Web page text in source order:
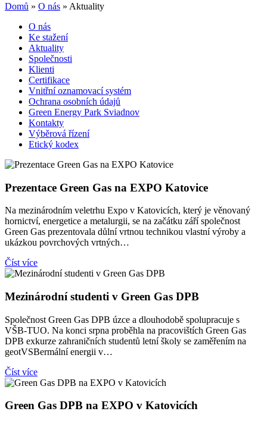
Domů » O nás » Aktuality
O nás
Ke stažení
Aktuality
Společnosti
Klienti
Certifikace
Vnitřní oznamovací systém
Ochrana osobních údajů
Green Energy Park Sviadnov
Kontakty
Výběrová řízení
Etický kodex
Prezentace Green Gas na EXPO Katovice
Na mezinárodním veletrhu Expo v Katovicích, který je věnovaný
hornictví, energetice a metalurgii, se na začátku září společnost
Green Gas prezentovala důlní vrtnou technikou vlastní výroby a
ukázkou povrchových vrtných…
Číst více
Mezinárodní studenti v Green Gas DPB
Společnost Green Gas DPB úzce a dlouhodobě spolupracuje s
VŠB-TUO. Na konci srpna proběhla na pracovištích Green Gas
DPB exkurze zahraničních studentů letní školy se zaměřením na
geotVSBermální energii v…
Číst více
Green Gas DPB na EXPO v Katovicích